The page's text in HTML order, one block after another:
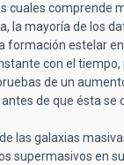
cuales comprende
la mayoría de los
formación estelar
con el tiempo,
de un
de que ésta se
las galaxias
supermasivos en